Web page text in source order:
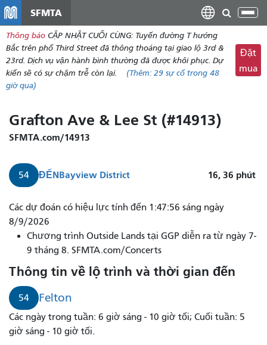
dung
SFMTA
Thông báo CẬP NHẬT CUỐI CÙNG: Tuyến đường T hướng
Bắc trên phố Third Street đã thông thoáng tại giao lộ 3rd &
23rd. Dịch vụ vận hành bình thường đã được khôi phục. Dự
kiến ​​sẽ có sự chậm trễ còn lại.
(Thêm: 29 sự cố trong 48
giờ qua)
Đặt
mua
Grafton Ave & Lee St (#14913)
SFMTA.com/14913
54 ĐẾNBayview District 16, 36 phút
Các dự đoán có hiệu lực tính đến 1:47:56 sáng ngày
8/9/2026
Chương trình Outside Lands tại GGP diễn ra từ ngày 7-
9 tháng 8. SFMTA.com/Concerts
Thông tin về lộ trình và thời gian đến
54 Felton
Các ngày trong tuần: 6 giờ sáng - 10 giờ tối; Cuối tuần: 5
giờ sáng - 10 giờ tối.